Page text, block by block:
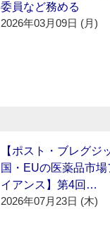
委員など務める
2026年03月09日 (月)
【ポスト・ブレグジ
国・EUの医薬品市
イアンス】第4回…
2026年07月23日 (木)